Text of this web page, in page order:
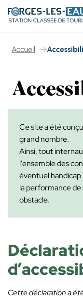
Accueil
Ce site a été
grand nombre.
Ainsi, tout
l'ensemble des
éventuel
la performance
obstacle.
Cette déclaration a
Panneau de gestion des